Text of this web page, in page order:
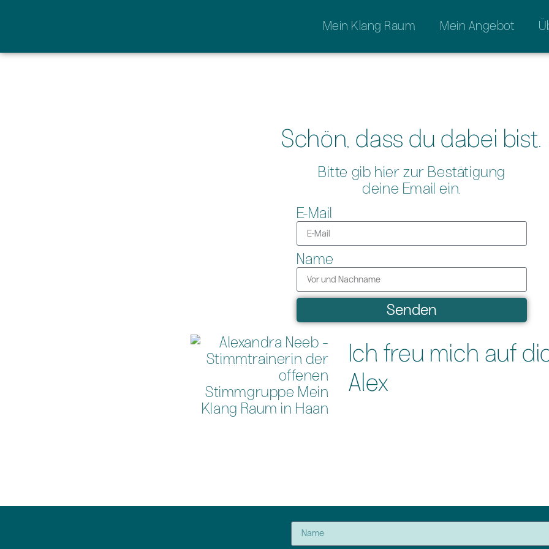
Mein Klang Raum Mein Angebot
Schön, dass du dabei bist.
Bitte gib hier zur Bestätigung
deine Email ein.
E-Mail
Name
Senden
Ich freu mich auf
Alex